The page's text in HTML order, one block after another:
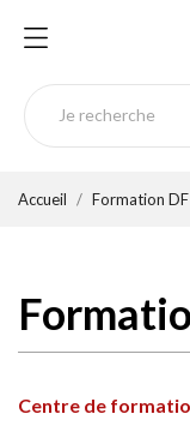
Accueil Formation
Centre de